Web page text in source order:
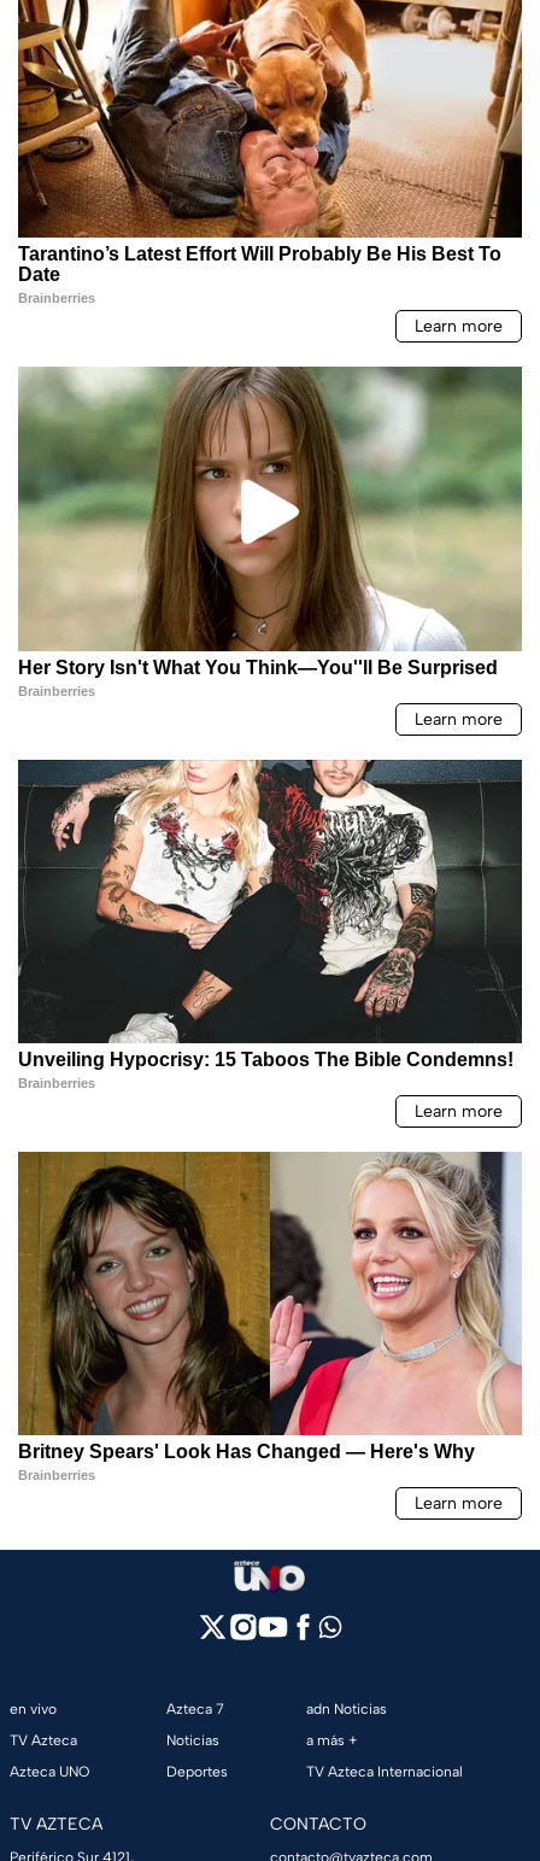
en vivo
TV Azteca
Azteca UNO
Azteca 7
Noticias
Deportes
adn Noticias
a más +
TV Azteca Internacional
TV AZTECA CONTACTO